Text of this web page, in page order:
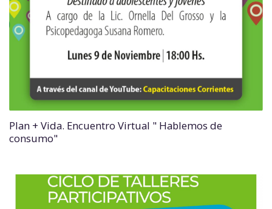
Plan + Vida. Encuentro Virtual " Hablemos de
consumo"